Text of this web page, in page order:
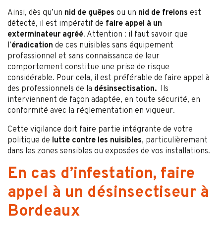
Ainsi, dès qu’un nid de guêpes ou un nid de frelons est
détecté, il est impératif de faire appel à un
exterminateur agréé. Attention : il faut savoir que
l’éradication de ces nuisibles sans équipement
professionnel et sans connaissance de leur
comportement constitue une prise de risque
considérable. Pour cela, il est préférable de faire appel à
des professionnels de la désinsectisation. Ils
interviennent de façon adaptée, en toute sécurité, en
conformité avec la réglementation en vigueur.
Cette vigilance doit faire partie intégrante de votre
politique de lutte contre les nuisibles, particulièrement
dans les zones sensibles ou exposées de vos installations.
En cas d’infestation, faire
appel à un désinsectiseur à
Bordeaux